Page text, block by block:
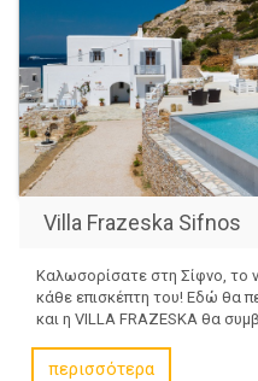
Villa Frazeska Sifnos
Καλωσορίσατε στη Σίφνο, το
κάθε επισκέπτη του! Εδώ θα
και η VILLA FRAZESKA θα
περισσότερα